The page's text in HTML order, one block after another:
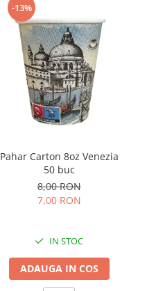
-13%
Pahar Carton 8oz Venezia
50 buc
8,00 RON
7,00 RON
IN STOC
ADAUGA IN COS